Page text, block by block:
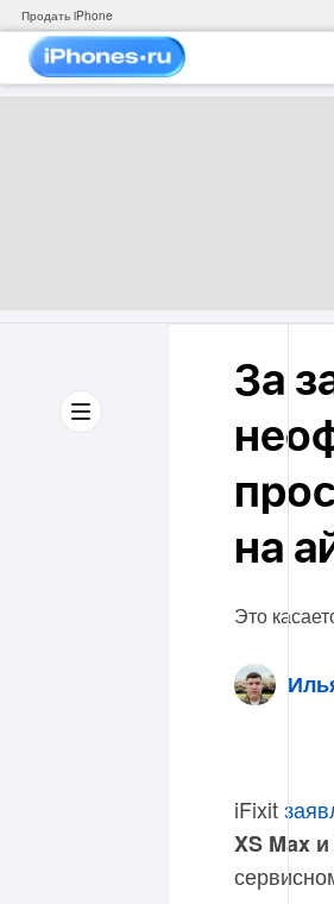
Продать iPhone
За
на
Это
iFixit
XS Max и